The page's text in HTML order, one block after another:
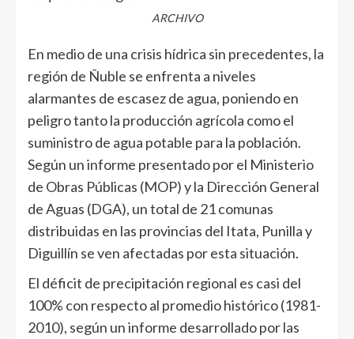
ARCHIVO
En medio de una crisis hídrica sin precedentes, la
región de Ñuble se enfrenta a niveles
alarmantes de escasez de agua, poniendo en
peligro tanto la producción agrícola como el
suministro de agua potable para la población.
Según un informe presentado por el Ministerio
de Obras Públicas (MOP) y la Dirección General
de Aguas (DGA), un total de 21 comunas
distribuidas en las provincias del Itata, Punilla y
Diguillín se ven afectadas por esta situación.
El déficit de precipitación regional es casi del
100% con respecto al promedio histórico (1981-
2010), según un informe desarrollado por las